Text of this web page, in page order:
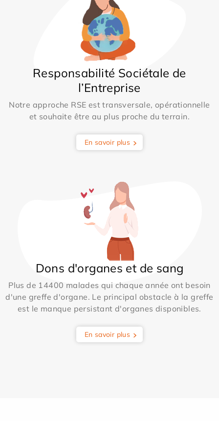
Responsabilité Sociétale de
l’Entreprise
Notre approche RSE est transversale, opérationnelle
et souhaite être au plus proche du terrain.
En savoir plus
Dons d'organes et de sang
Plus de 14400 malades qui chaque année ont besoin
d'une greffe d'organe. Le principal obstacle à la greffe
est le manque persistant d'organes disponibles.
En savoir plus